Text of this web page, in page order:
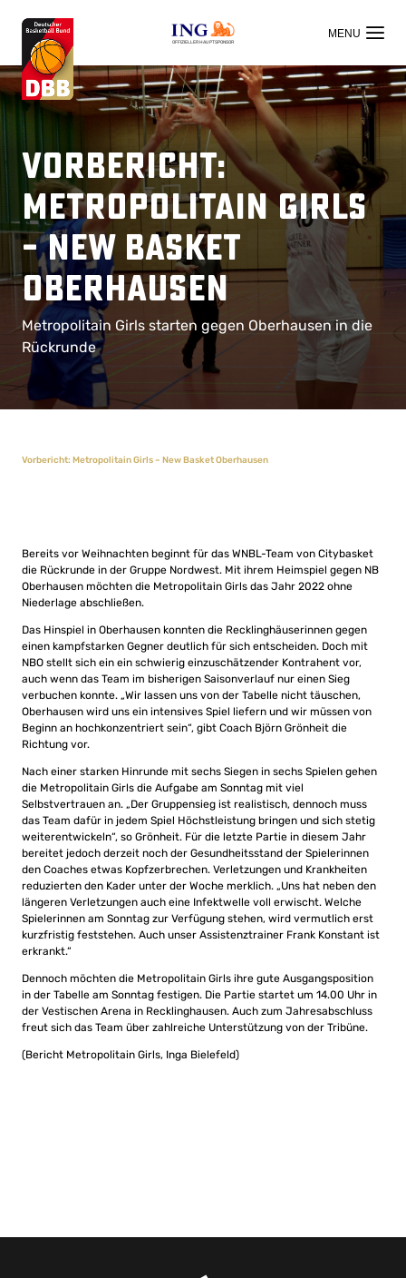
OFFIZIELLER HAUPTSPONSOR
Vorbericht:
Metropolitain Girls
– New Basket
Oberhausen
Metropolitain Girls starten gegen Oberhausen in die
Rückrunde
Vorbericht: Metropolitain Girls – New Basket Oberhausen
Bereits vor Weihnachten beginnt für das WNBL-Team von Citybasket
die Rückrunde in der Gruppe Nordwest. Mit ihrem Heimspiel gegen NB
Oberhausen möchten die Metropolitain Girls das Jahr 2022 ohne
Niederlage abschließen.
Das Hinspiel in Oberhausen konnten die Recklinghäuserinnen gegen
einen kampfstarken Gegner deutlich für sich entscheiden. Doch mit
NBO stellt sich ein ein schwierig einzuschätzender Kontrahent vor,
auch wenn das Team im bisherigen Saisonverlauf nur einen Sieg
verbuchen konnte. „Wir lassen uns von der Tabelle nicht täuschen,
Oberhausen wird uns ein intensives Spiel liefern und wir müssen von
Beginn an hochkonzentriert sein“, gibt Coach Björn Grönheit die
Richtung vor.
Nach einer starken Hinrunde mit sechs Siegen in sechs Spielen gehen
die Metropolitain Girls die Aufgabe am Sonntag mit viel
Selbstvertrauen an. „Der Gruppensieg ist realistisch, dennoch muss
das Team dafür in jedem Spiel Höchstleistung bringen und sich stetig
weiterentwickeln“, so Grönheit. Für die letzte Partie in diesem Jahr
bereitet jedoch derzeit noch der Gesundheitsstand der Spielerinnen
den Coaches etwas Kopfzerbrechen. Verletzungen und Krankheiten
reduzierten den Kader unter der Woche merklich. „Uns hat neben den
längeren Verletzungen auch eine Infektwelle voll erwischt. Welche
Spielerinnen am Sonntag zur Verfügung stehen, wird vermutlich erst
kurzfristig feststehen. Auch unser Assistenztrainer Frank Konstant ist
erkrankt.“
Dennoch möchten die Metropolitain Girls ihre gute Ausgangsposition
in der Tabelle am Sonntag festigen. Die Partie startet um 14.00 Uhr in
der Vestischen Arena in Recklinghausen. Auch zum Jahresabschluss
freut sich das Team über zahlreiche Unterstützung von der Tribüne.
(Bericht Metropolitain Girls, Inga Bielefeld)